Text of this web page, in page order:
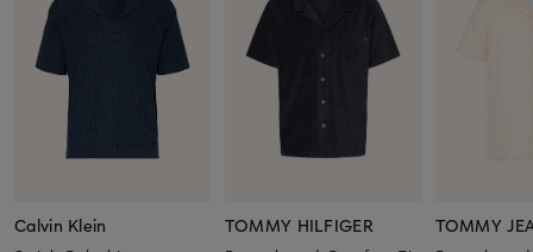
Calvin Klein
TOMMY HILFIGER
TOMMY